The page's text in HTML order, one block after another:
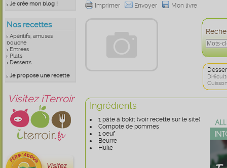
Je crée mon blog !
Nos recettes
Apéritifs, amuses
bouche
Entrées
Plats
Desserts
Je propose une recette
Visitez iTerroir
Imprimer Envoyer Mon livre
Ingrédients
1 pâte à bokit (voir recette sur le site)
Compote de pommes
1 oeuf
Beurre
Huile